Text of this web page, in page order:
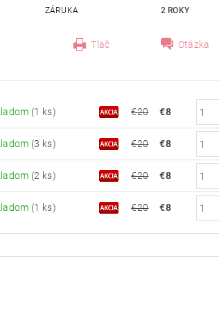
ZÁRUKA
2 ROKY
Tlač Otázka
(1 ks) €20 €8
(3 ks) €20 €8
(2 ks) €20 €8
(1 ks) €20 €8